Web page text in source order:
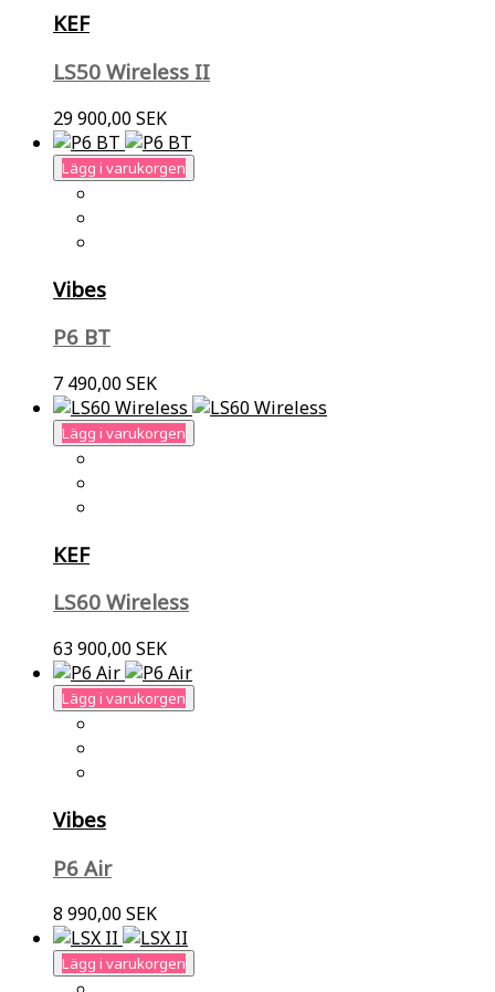
KEF
LS50 Wireless II
29 900,00 SEK
Lägg i varukorgen
Vibes
P6 BT
7 490,00 SEK
Lägg i varukorgen
KEF
LS60 Wireless
63 900,00 SEK
Lägg i varukorgen
Vibes
P6 Air
8 990,00 SEK
Lägg i varukorgen